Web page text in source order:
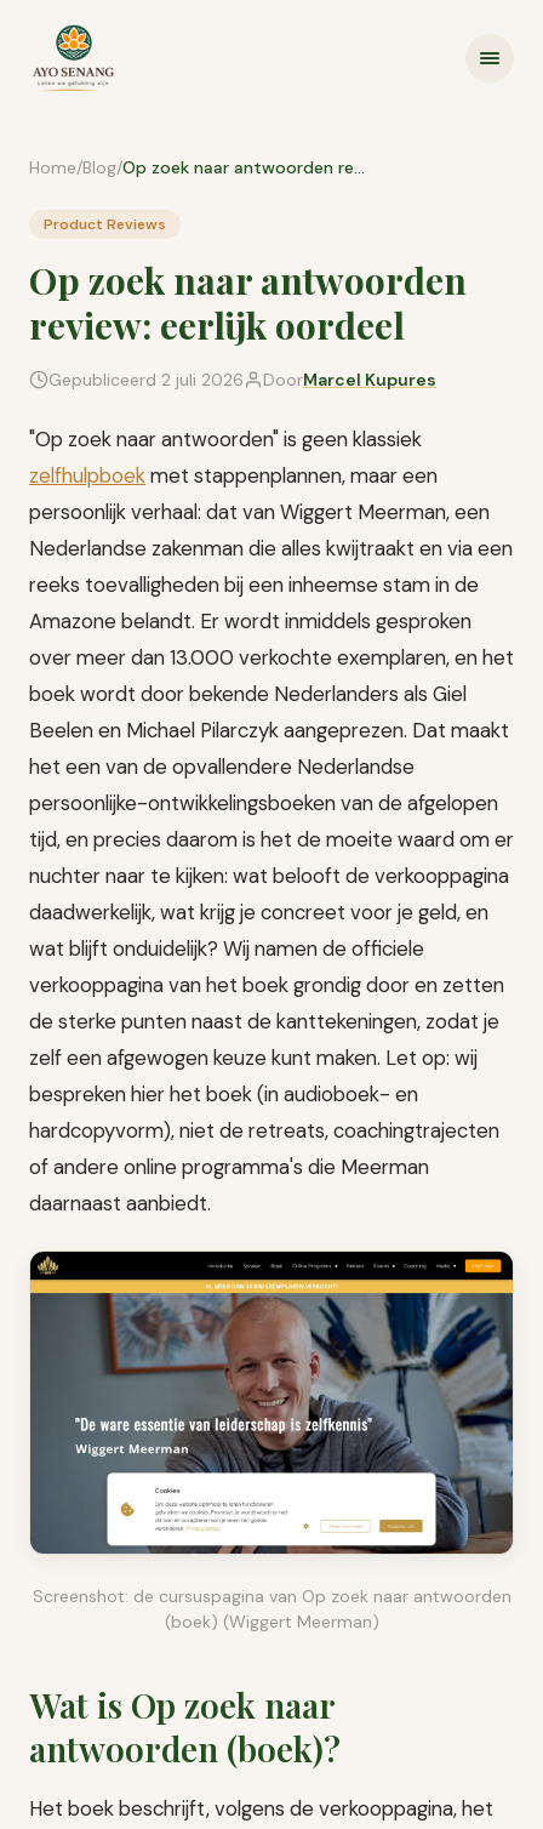
Home/Blog/ Op zoek naar antwoorden review: eerlijk oordeel
Product Reviews
Op zoek naar antwoorden
review: eerlijk oordeel
Gepubliceerd 2 juli 2026 DoorMarcel Kupures
"Op zoek naar antwoorden" is geen klassiek
zelfhulpboekmet stappenplannen, maar een
persoonlijk verhaal: dat van Wiggert Meerman, een
Nederlandse zakenman die alles kwijtraakt en via een
reeks toevalligheden bij een inheemse stam in de
Amazone belandt. Er wordt inmiddels gesproken
over meer dan 13.000 verkochte exemplaren, en het
boek wordt door bekende Nederlanders als Giel
Beelen en Michael Pilarczyk aangeprezen. Dat maakt
het een van de opvallendere Nederlandse
persoonlijke-ontwikkelingsboeken van de afgelopen
tijd, en precies daarom is het de moeite waard om er
nuchter naar te kijken: wat belooft de verkooppagina
daadwerkelijk, wat krijg je concreet voor je geld, en
wat blijft onduidelijk? Wij namen de officiele
verkooppagina van het boek grondig door en zetten
de sterke punten naast de kanttekeningen, zodat je
zelf een afgewogen keuze kunt maken. Let op: wij
bespreken hier het boek (in audioboek- en
hardcopyvorm), niet de retreats, coachingtrajecten
of andere online programma's die Meerman
daarnaast aanbiedt.
Screenshot: de cursuspagina van Op zoek naar antwoorden
(boek) (Wiggert Meerman)
Wat is Op zoek naar
antwoorden (boek)?
Het boek beschrijft, volgens de verkooppagina, het